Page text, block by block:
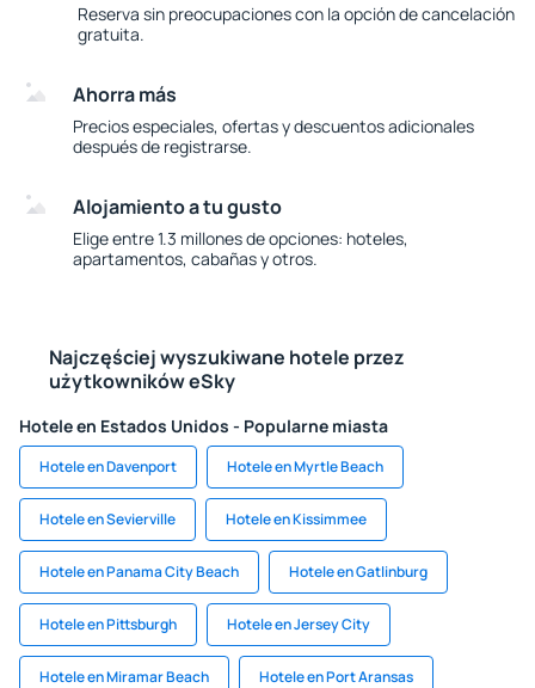
Reserva sin preocupaciones con la opción de cancelación
gratuita.
Ahorra más
Precios especiales, ofertas y descuentos adicionales
después de registrarse.
Alojamiento a tu gusto
Elige entre 1.3 millones de opciones: hoteles,
apartamentos, cabañas y otros.
Najczęściej wyszukiwane hotele przez
użytkowników eSky
Hotele en Estados Unidos - Popularne miasta
Hotele en Davenport Hotele en Myrtle Beach
Hotele en Sevierville Hotele en Kissimmee
Hotele en Panama City Beach Hotele en Gatlinburg
Hotele en Pittsburgh Hotele en Jersey City
Hotele en Miramar Beach Hotele en Port Aransas